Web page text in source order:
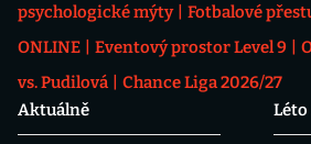
psychologické mýty
Fotbalové
ONLINE
Eventový prostor Level 9
vs. Pudilová
Chance Liga 2026/27
Aktuálně
Léto